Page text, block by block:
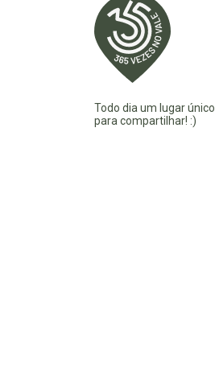
Todo dia um lugar único
para compartilhar! :)